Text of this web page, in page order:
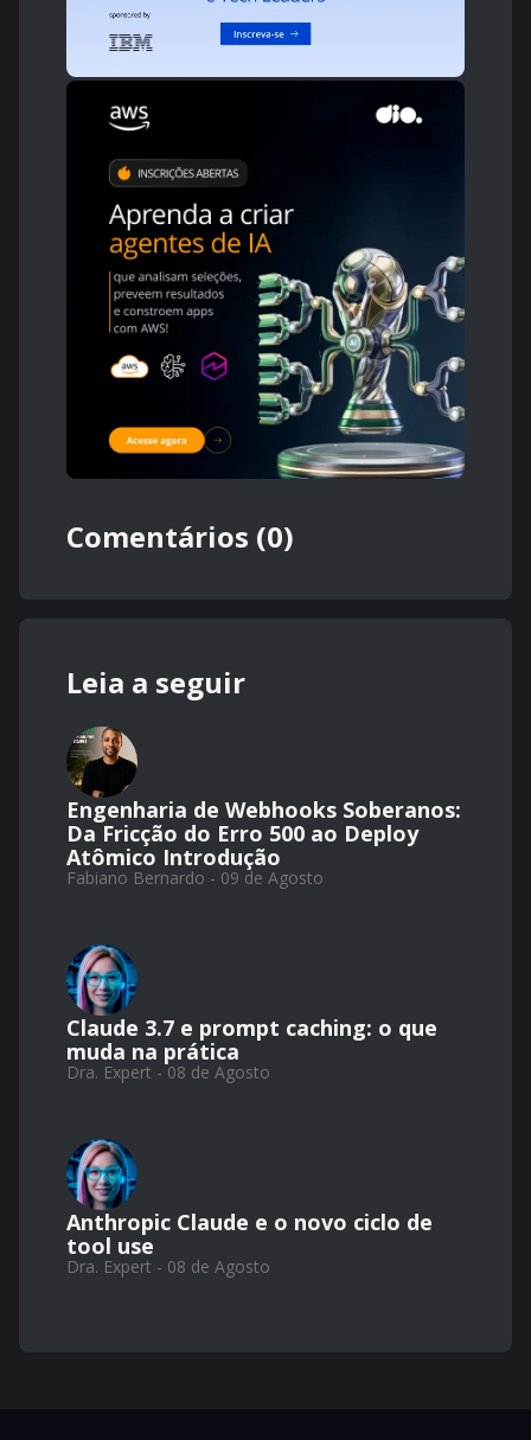
Comentários (0)
Leia a seguir
Engenharia de Webhooks Soberanos:
Da Fricção do Erro 500 ao Deploy
Atômico Introdução
Fabiano Bernardo - 09 de Agosto
Claude 3.7 e prompt caching: o que
muda na prática
Dra. Expert - 08 de Agosto
Anthropic Claude e o novo ciclo de
tool use
Dra. Expert - 08 de Agosto